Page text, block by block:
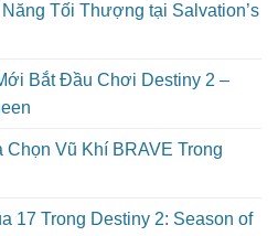
Tối Thượng tại Salvation’s
Bắt Đầu Chơi Destiny 2 –
Vũ Khí BRAVE Trong
17 Trong Destiny 2: Season of